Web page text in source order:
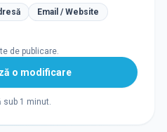
Email / Website
de publicare.
o modificare
sub 1 minut.